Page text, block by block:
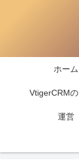
ホーム
VtigerCRM
運営